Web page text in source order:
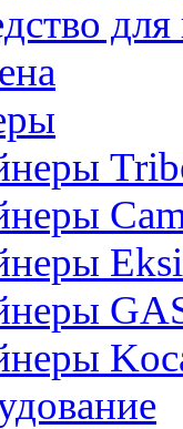
для
Eksi